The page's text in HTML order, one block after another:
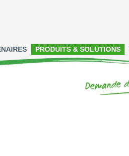
PRODUITS & SOLUTIONS